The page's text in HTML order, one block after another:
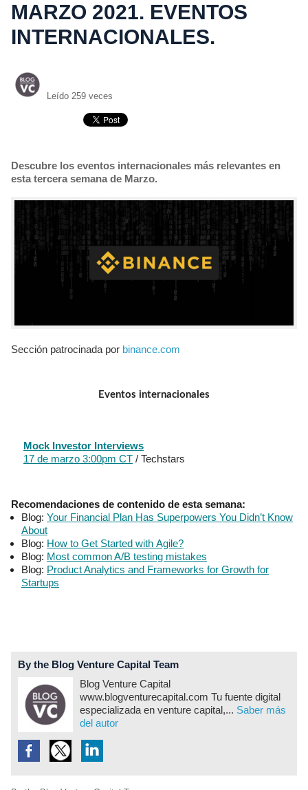
MARZO 2021. EVENTOS
INTERNACIONALES.
Leído 259 veces
Descubre los eventos internacionales más relevantes en
esta tercera semana de Marzo.
Sección patrocinada por binance.com
Eventos internacionales
Mock Investor Interviews
17 de marzo 3:00pm CT / Techstars
Recomendaciones de contenido de esta semana:
Blog: Your Financial Plan Has Superpowers You Didn’t Know
About
Blog: How to Get Started with Agile?
Blog: Most common A/B testing mistakes
Blog: Product Analytics and Frameworks for Growth for
Startups
By the Blog Venture Capital Team
Blog Venture Capital
www.blogventurecapital.com Tu fuente digital
especializada en venture capital,... Saber más
del autor